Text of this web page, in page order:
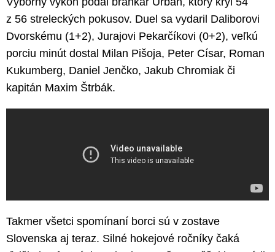
z 56 streleckých pokusov. Duel sa vydaril Daliborovi
Dvorskému (1+2), Jurajovi Pekarčíkovi (0+2), veľkú
porciu minút dostal Milan Pišoja, Peter Císar, Roman
Kukumberg, Daniel Jenčko, Jakub Chromiak či
kapitán Maxim Štrbák.
Takmer všetci spomínaní borci sú v zostave
Slovenska aj teraz. Silné hokejové ročníky čaká